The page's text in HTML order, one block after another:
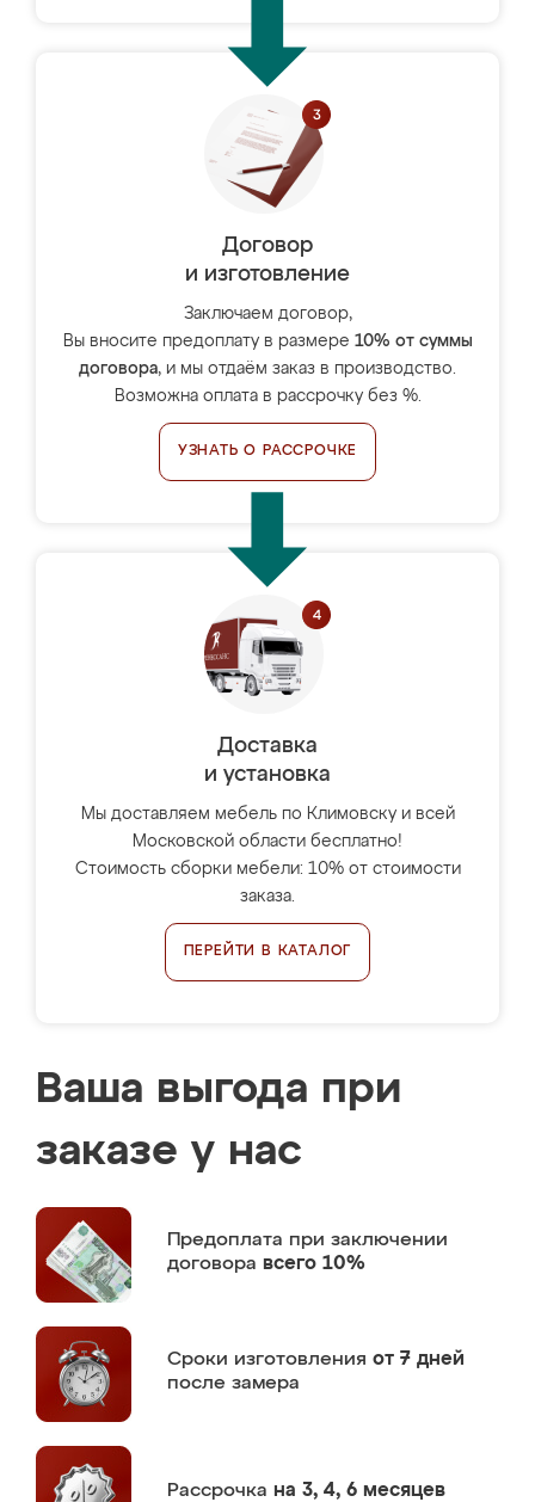
Договор
и изготовление
Заключаем договор,
Вы вносите предоплату в размере 10% от суммы
договора, и мы отдаём заказ в производство.
Возможна оплата в рассрочку без %.
УЗНАТЬ О РАССРОЧКЕ
Доставка
и установка
Мы доставляем мебель по Климовску и всей
Московской области бесплатно!
Стоимость сборки мебели: 10% от стоимости
заказа.
ПЕРЕЙТИ В КАТАЛОГ
Ваша выгода при
заказе у нас
Предоплата при заключении
договора всего 10%
Сроки изготовления от 7 дней
после замера
Рассрочка на 3, 4, 6 месяцев